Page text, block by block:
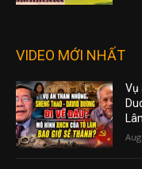
VIDEO MỚI NHẤT
Vụ